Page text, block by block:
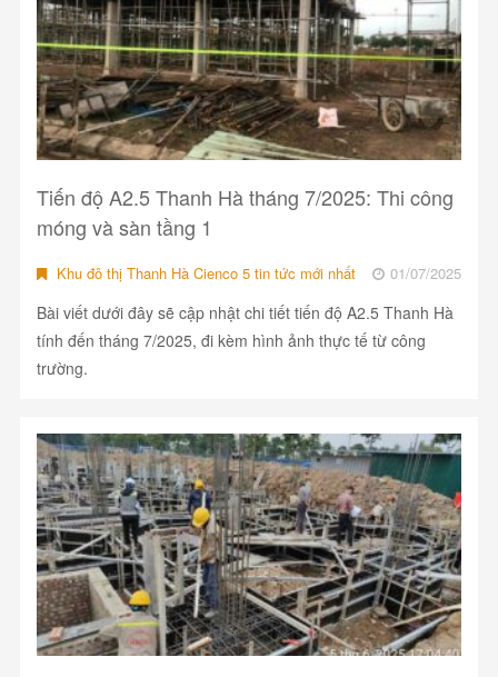
Tiến độ A2.5 Thanh Hà tháng 7/2025: Thi công
móng và sàn tầng 1
Khu đô thị Thanh Hà Cienco 5 tin tức mới nhất 01/07/2025
Bài viết dưới đây sẽ cập nhật chi tiết tiến độ A2.5 Thanh Hà
tính đến tháng 7/2025, đi kèm hình ảnh thực tế từ công
trường.